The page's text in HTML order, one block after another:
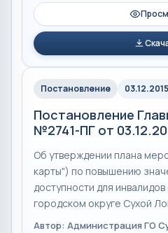
Постановление 03.12.2015
Постановление
№2741-ПГ от
Об утверждении плана
карты") по повышению
доступности для инвалидов
городском округе Сухой
Автор: Администрация ГО